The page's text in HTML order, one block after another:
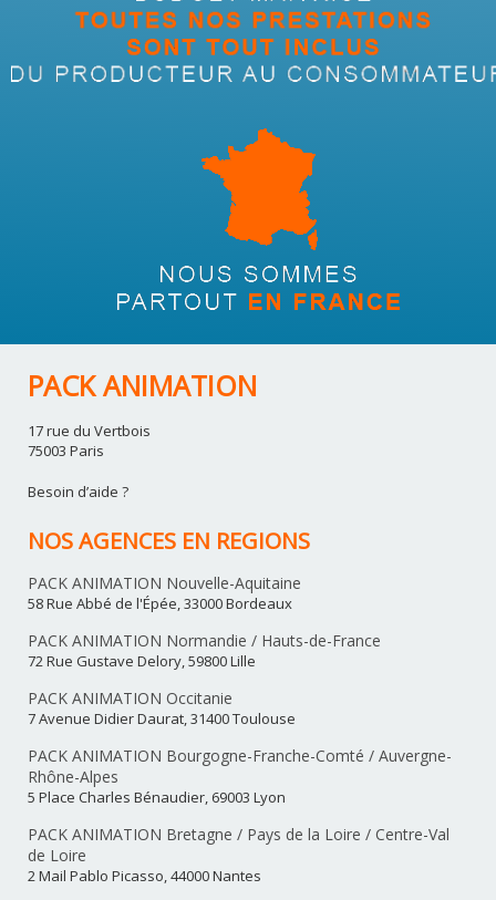
PACK ANIMATION
17 rue du Vertbois
75003 Paris
Besoin d’aide ?
NOS AGENCES EN REGIONS
PACK ANIMATION Nouvelle-Aquitaine
58 Rue Abbé de l'Épée, 33000 Bordeaux
PACK ANIMATION Normandie / Hauts-de-France
72 Rue Gustave Delory, 59800 Lille
PACK ANIMATION Occitanie
7 Avenue Didier Daurat, 31400 Toulouse
PACK ANIMATION Bourgogne-Franche-Comté / Auvergne-
Rhône-Alpes
5 Place Charles Bénaudier, 69003 Lyon
PACK ANIMATION Bretagne / Pays de la Loire / Centre-Val
de Loire
2 Mail Pablo Picasso, 44000 Nantes